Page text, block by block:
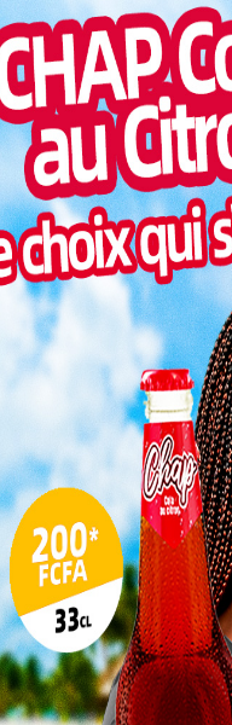
la Kara entame une
du conseil se sont
L’événement se
régionales. Il s’agit
et consolider les
sous
en
que
pour le
Teba Blakinam a
activités de la
pour moi de